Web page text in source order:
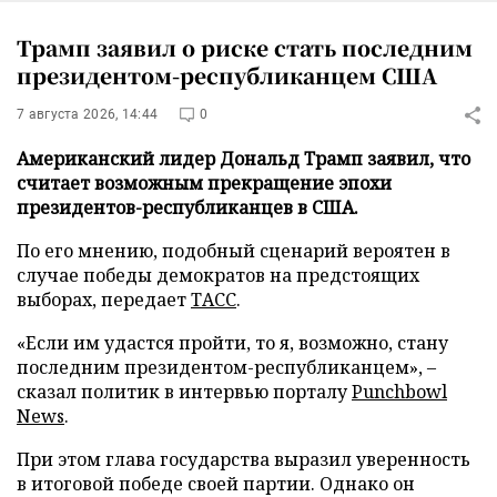
Трамп заявил о риске стать последним
президентом-республиканцем США
7 августа 2026, 14:44 0
Американский лидер Дональд Трамп заявил, что
считает возможным прекращение эпохи
президентов-республиканцев в США.
По его мнению, подобный сценарий вероятен в
случае победы демократов на предстоящих
выборах, передаетТАСС.
«Если им удастся пройти, то я, возможно, стану
последним президентом-республиканцем», –
сказал политик в интервью порталуPunchbowl
News.
При этом глава государства выразил уверенность
в итоговой победе своей партии. Однако он